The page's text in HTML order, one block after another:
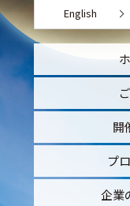
English
開
プ
企業